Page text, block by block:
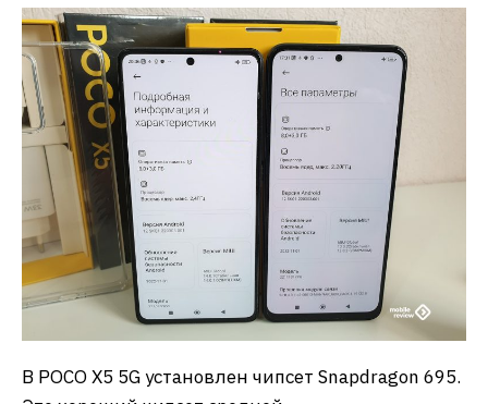
В POCO X5 5G установлен чипсет Snapdragon 695.